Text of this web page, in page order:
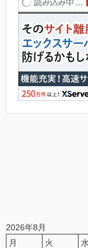
2026年8月
月
火 水